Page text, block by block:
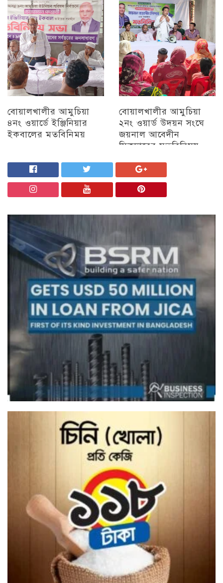
চট্টগ্রাম
বোয়ালখালীর আমুচিয়া
৪নং ওয়ার্ডে ইঞ্জিনিয়ার
ইকবালের মতবিনিময়
বোয়ালখালীর আমুচিয়া
২নং ওয়ার্ড উদয়ন সংঘে
জয়নাল আবেদীন
সিকদারের মতবিনিময়
অন্যান্য